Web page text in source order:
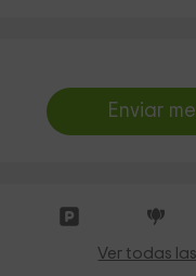
Enviar
Ver todas